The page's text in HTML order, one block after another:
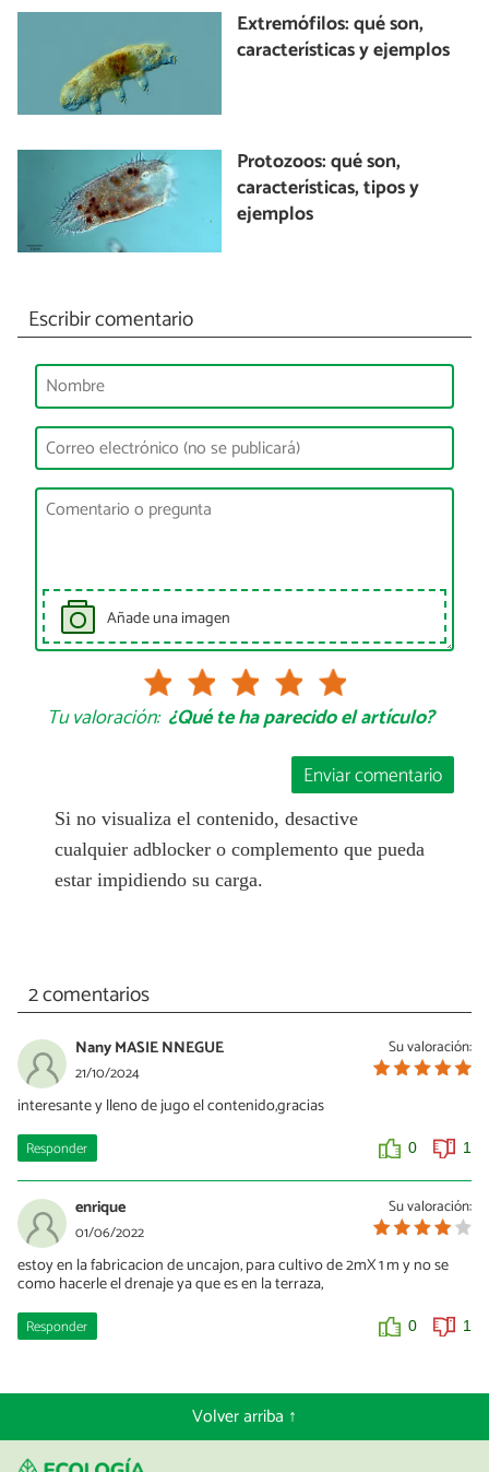
Extremófilos: qué son,
características y ejemplos
Protozoos: qué son,
características, tipos y
ejemplos
Escribir comentario
Añade una imagen
Tu valoración: ¿Qué te ha parecido el artículo?
Enviar comentario
Si no visualiza el contenido, desactive
cualquier adblocker o complemento que pueda
estar impidiendo su carga.
2 comentarios
Su valoración:
Nany MASIE NNEGUE
21/10/2024
interesante y lleno de jugo el contenido,gracias
Responder 0 1
Su valoración:
enrique
01/06/2022
estoy en la fabricacion de uncajon, para cultivo de 2mX 1 m y no se
como hacerle el drenaje ya que es en la terraza,
Responder 0 1
Volver arriba ↑